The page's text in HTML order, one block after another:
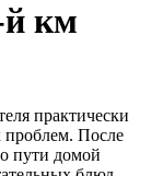
й км
практически
проблем. После
пути домой